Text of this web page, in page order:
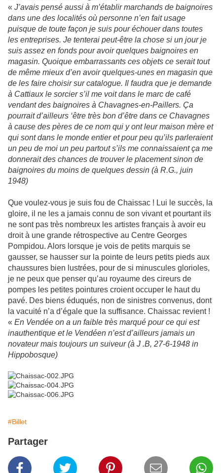
« J’avais pensé aussi à m’établir marchands de baignoires
dans une des localités où personne n’en fait usage
puisque de toute façon je suis pour échouer dans toutes
les entreprises. Je tenterai peut-être la chose si un jour je
suis assez en fonds pour avoir quelques baignoires en
magasin. Quoique embarrassants ces objets ce serait tout
de même mieux d’en avoir quelques-unes en magasin que
de les faire choisir sur catalogue. Il faudra que je demande
à Cattiaux le sorcier s’il me voit dans le marc de café
vendant des baignoires à Chavagnes-en-Paillers. Ça
pourrait d’ailleurs ‘être très bon d’être dans ce Chavagnes
à cause des pères de ce nom qui y ont leur maison mère et
qui sont dans le monde entier et pour peu qu’ils parleraient
un peu de moi un peu partout s’ils me connaissaient ça me
donnerait des chances de trouver le placement sinon de
baignoires du moins de quelques dessin (à R.G., juin
1948)
Que voulez-vous je suis fou de Chaissac ! Lui le succès, la
gloire, il ne les a jamais connu de son vivant et pourtant ils
ne sont pas très nombreux les artistes français à avoir eu
droit à une grande rétrospective au Centre Georges
Pompidou. Alors lorsque je vois de petits marquis se
gausser, se hausser sur la pointe de leurs petits pieds aux
chaussures bien lustrées, pour de si minuscules glorioles,
je ne peux que penser qu’au royaume des cireurs de
pompes les petites pointures croient occuper le haut du
pavé. Des biens éduqués, non de sinistres convenus, dont
la vacuité n’a d’égale que la suffisance. Chaissac revient !
« En Vendée on a un faible très marqué pour ce qui est
inauthentique et le Vendéen n’est d’ailleurs jamais un
novateur mais toujours un suiveur (à J .B, 27-6-1948 in
Hippobosque)
#Billet
Partager